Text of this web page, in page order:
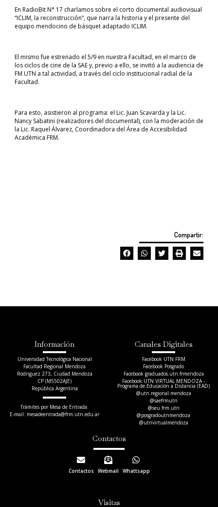
En RadioBit N° 17 charlamos sobre el corto documental audiovisual
“ICLIM, la reconstrucción”, que narra la historia y el presente del
equipo mendocino de básquet adaptado ICLIM.
El mismo fue estrenado el 5/9 en nuestra Facultad, en el marco de
los ciclos de cine de la SAE y, previo a ello, se invitó a la audiencia de
FM UTN a tal actividad, a través del ciclo institucional radial de la
Facultad.
Para esto, asistieron al programa: el Lic. Juan Scavarda y la Lic.
Nancy Sabatini (realizadores del documental), con la moderación de
la Lic. Raquel Álvarez, Coordinadora del Área de Accesibilidad
Académica FRM.
Compartir:
Información
Universidad Tecnológica Nacional
Facultad Regional Mendoza
Rodriguez 273, Ciudad Mendoza
CP (M5502AJE)
República Argentina
Trámites por Mesa de Entrada:
E-mail: mesadeentrada@frm.utn.edu.ar​
Canales Digitales
Facebook UTN FRM
Facebook Posgrado
Facebook graduados.utn.frmendoza
Facebook UTN VIRTUAL MENDOZA -
Programa de Educación a Distancia (EAD)
@utn.regional.mendoza
@saefrmutn
@seu.frm.utn
@posgradoutnmendoza
@utnvirtualmendoza
Contactos
Contactos Webmail Whattsapp
Visitas